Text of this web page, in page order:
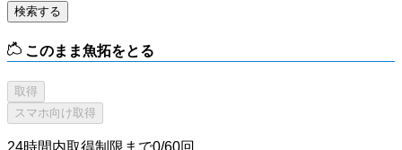
検索する
このまま魚拓をとる